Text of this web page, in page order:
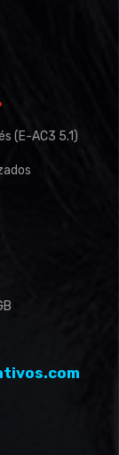
(E-AC3 5.1)